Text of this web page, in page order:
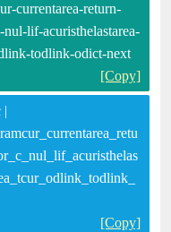
currentarea-return-
nul-lif-acuristhelastarea-
todlink-odict-next
[Copy]
|
[Copy]